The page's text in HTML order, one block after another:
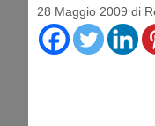
28 Maggio 2009 di